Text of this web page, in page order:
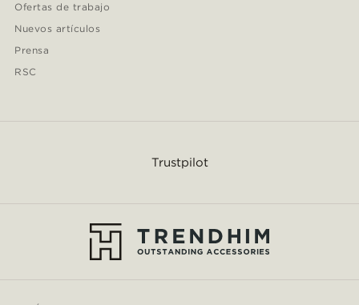
Ofertas de trabajo
Nuevos artículos
Prensa
RSC
Trustpilot